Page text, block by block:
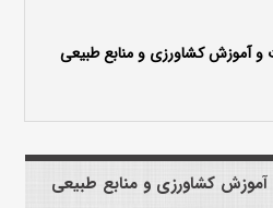
و آموزش کشاورزی و منابع طبیعی
آموزش کشاورزی و منابع طبیعی